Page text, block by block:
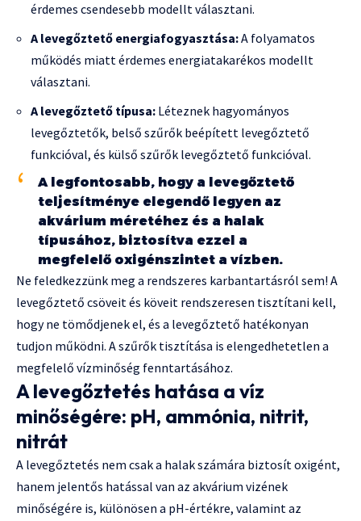
érdemes csendesebb modellt választani.
A levegőztető energiafogyasztása:A folyamatos
működés miatt érdemes energiatakarékos modellt
választani.
A levegőztető típusa: Léteznek hagyományos
levegőztetők, belső szűrők beépített levegőztető
funkcióval, és külső szűrők levegőztető funkcióval.
A legfontosabb, hogy a levegőztető
teljesítménye elegendő legyen az
akvárium méretéhez és a halak
típusához, biztosítva ezzel a
megfelelő oxigénszintet a vízben.
Ne feledkezzünk meg a rendszeres karbantartásról sem! A
levegőztető csöveit és köveit rendszeresen tisztítani kell,
hogy ne tömődjenek el, és a levegőztető hatékonyan
tudjon működni. A szűrők tisztítása is elengedhetetlen a
megfelelő vízminőség fenntartásához.
A levegőztetés hatása a víz
minőségére: pH, ammónia, nitrit,
nitrát
A levegőztetés nem csak a halak számára biztosít oxigént,
hanem jelentős hatással van az akvárium vizének
minőségére is, különösen a pH-értékre, valamint az